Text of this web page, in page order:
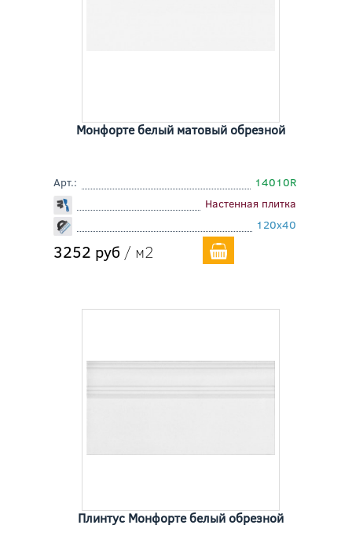
Монфорте белый матовый обрезной
Арт.:
14010R
Настенная плитка
120x40
3252 руб / м2
Плинтус Монфорте белый обрезной